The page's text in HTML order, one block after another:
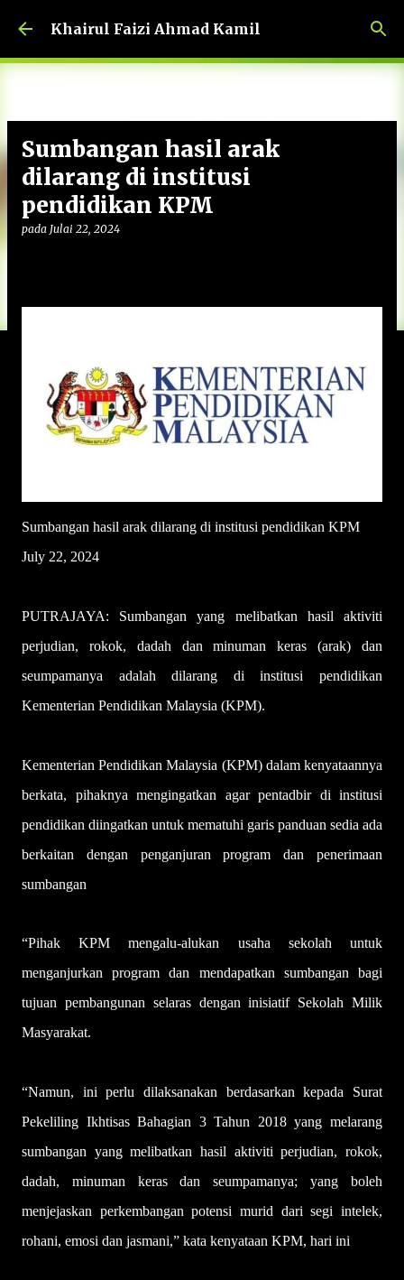
Langkau ke kandungan utama
Khairul Faizi Ahmad Kamil
Sumbangan hasil arak
dilarang di institusi
pendidikan KPM
pada Julai 22, 2024
Sumbangan hasil arak dilarang di institusi pendidikan KPM
July 22, 2024
PUTRAJAYA: Sumbangan yang melibatkan hasil aktiviti
perjudian, rokok, dadah dan minuman keras (arak) dan
seumpamanya adalah dilarang di institusi pendidikan
Kementerian Pendidikan Malaysia (KPM).
Kementerian Pendidikan Malaysia (KPM) dalam kenyataannya
berkata, pihaknya mengingatkan agar pentadbir di institusi
pendidikan diingatkan untuk mematuhi garis panduan sedia ada
berkaitan dengan penganjuran program dan penerimaan
sumbangan
“Pihak KPM mengalu-alukan usaha sekolah untuk
menganjurkan program dan mendapatkan sumbangan bagi
tujuan pembangunan selaras dengan inisiatif Sekolah Milik
Masyarakat.
“Namun, ini perlu dilaksanakan berdasarkan kepada Surat
Pekeliling Ikhtisas Bahagian 3 Tahun 2018 yang melarang
sumbangan yang melibatkan hasil aktiviti perjudian, rokok,
dadah, minuman keras dan seumpamanya; yang boleh
menjejaskan perkembangan potensi murid dari segi intelek,
rohani, emosi dan jasmani,” kata kenyataan KPM, hari ini